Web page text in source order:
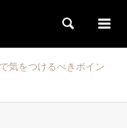
検索
気をつけるべきポイン